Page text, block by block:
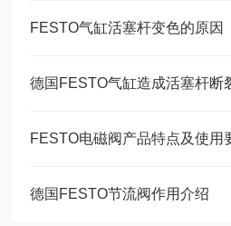
FESTO气缸活塞杆变色的原因
德国FESTO气缸造成活塞杆断
FESTO电磁阀产品特点及使用
德国FESTO节流阀作用介绍